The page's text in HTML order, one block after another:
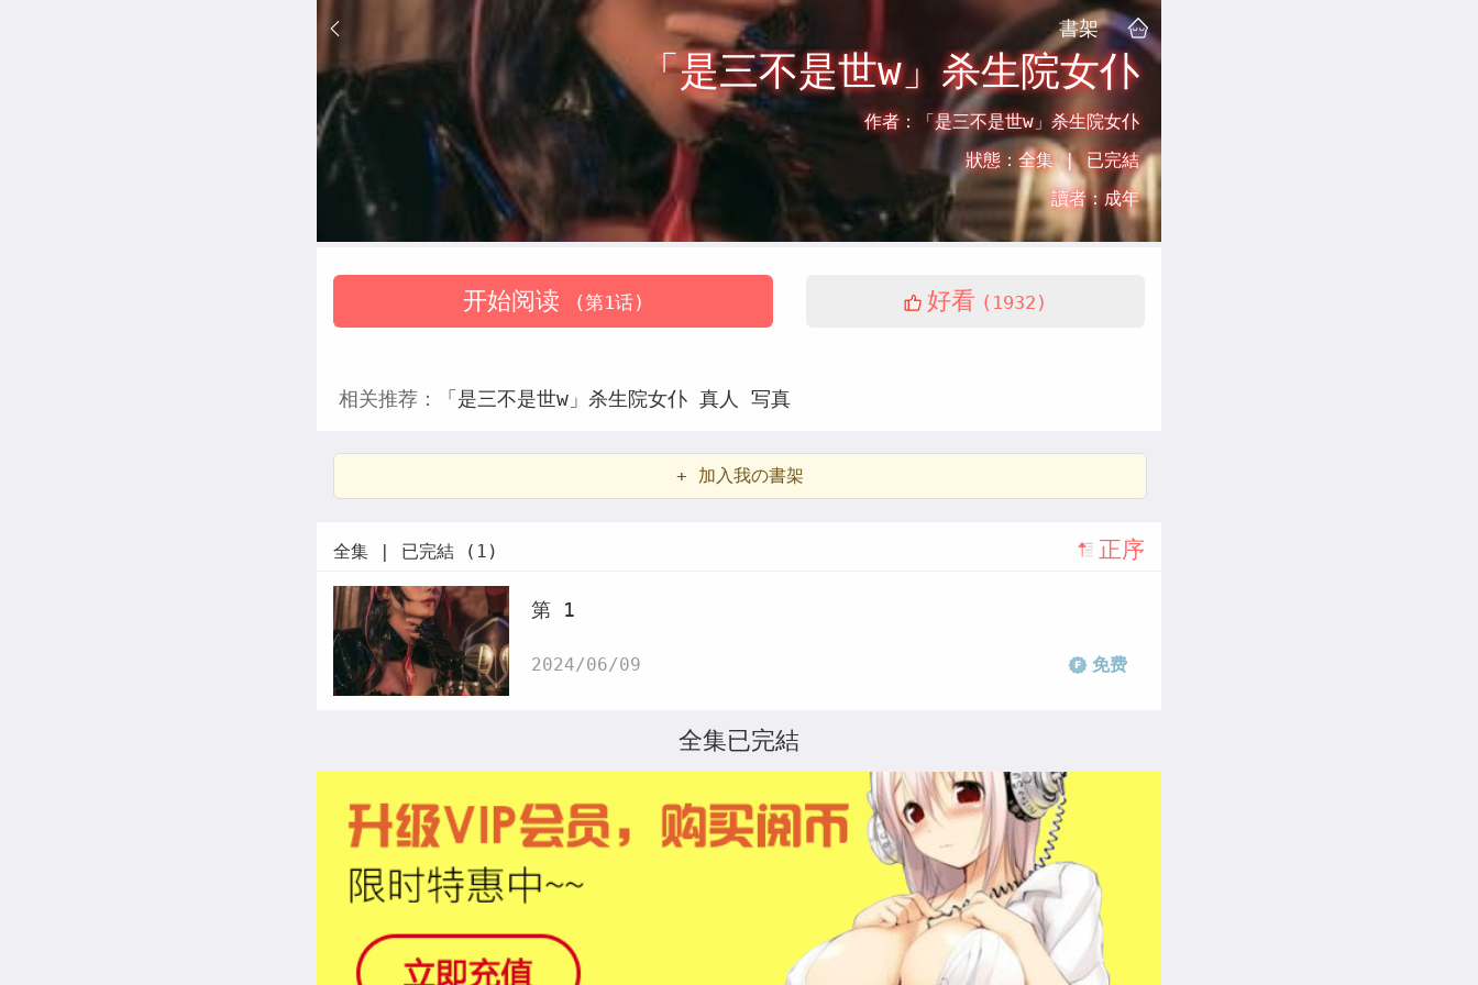
書架
「是三不是世w」杀生院女仆
作者：
「是三不是世w」杀生院女仆
狀態： 全集 | 已完結
讀者： 成年
开始阅读 (第1话) 好看 (1932)
相关推荐： 「是三不是世w」杀生院女仆 真人 写真
+ 加入我の書架
全集 | 已完結 (1) 正序
第 1
2024/06/09 免费
全集已完結